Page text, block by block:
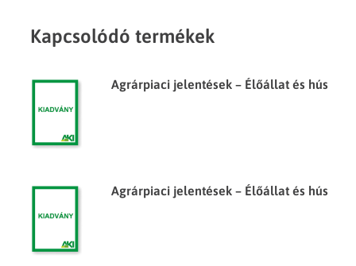
Kapcsolódó termékek
Agrárpiaci jelentések – Élőállat és hús
Agrárpiaci jelentések – Élőállat és hús